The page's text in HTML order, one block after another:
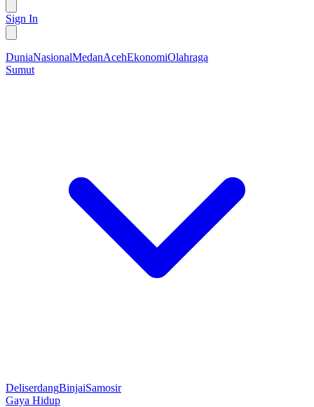
Sign In
DuniaNasionalMedanAcehEkonomiOlahraga
Sumut
DeliserdangBinjaiSamosir
Gaya Hidup